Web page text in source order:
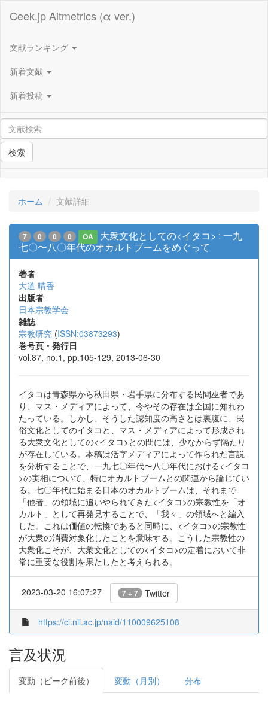
Ceek.jp Altmetrics (α ver.)
文献ランキング
新着文献
新着投稿
検索
ホーム 文献詳細
7 0 0 0 OA
大衆文化としての<イタコ> : 一九
七〇〜八〇年代のオカルトブームをめぐって
著者
大道 晴香
出版者
日本宗教学会
雑誌
宗教研究 (ISSN:03873293)
巻号頁・発行日
vol.87, no.1, pp.105-129, 2013-06-30
イタコは青森県から秋田県・岩手県に分布する民間巫者であ
り、マス・メディアによって、今やその存在は全国に知れわ
たっている。しかし、そうした認知度の高さとは裏腹に、民
俗文化としてのイタコと、マス・メディアによって形成され
る大衆文化としての<イタコ>との間には、少なからず隔たり
が存在している。本稿は活字メディアによって作られた言説
を分析することで、一九七〇年代〜八〇年代における<イタコ
>の実相について、特にオカルトブームとの関連から論じてい
る。七〇年代に始まる日本のオカルトブームは、それまで
「他者」の領域に追いやられてきた<イタコ>の宗教性を「オ
カルト」として再発見することで、「我々」の領域へと編入
した。これは価値の転換であると同時に、<イタコ>の宗教性
が大衆の消費対象化したことを意味する。こうした宗教性の
大衆化こそが、大衆文化としての<イタコ>の定着において非
常に重要な役割を果たしたと考えられる。
2023-03-20 16:07:27 7 + 7 Twitter
https://ci.nii.ac.jp/naid/110009625108
言及状況
変動（ピーク前後） 変動（月別） 分布